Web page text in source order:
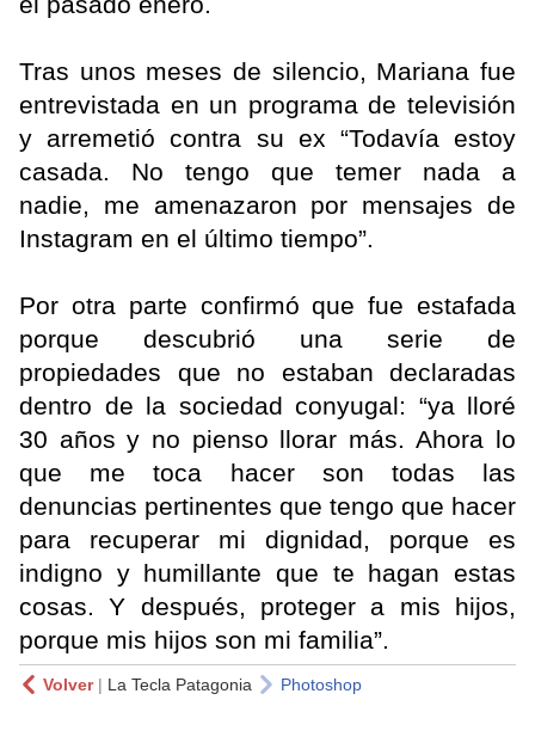
Tras unos meses de silencio, Mariana fue
entrevistada en un programa de televisión
y arremetió contra su ex “Todavía estoy
casada. No tengo que temer nada a
nadie, me amenazaron por mensajes de
Instagram en el último tiempo”.
Por otra parte confirmó que fue estafada
porque descubrió una serie de
propiedades que no estaban declaradas
dentro de la sociedad conyugal: “ya lloré
30 años y no pienso llorar más. Ahora lo
que me toca hacer son todas las
denuncias pertinentes que tengo que hacer
para recuperar mi dignidad, porque es
indigno y humillante que te hagan estas
cosas. Y después, proteger a mis hijos,
porque mis hijos son mi familia”.
Volver| La Tecla Patagonia Photoshop